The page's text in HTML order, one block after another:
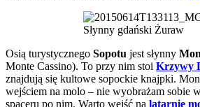
Słynny gdański Żuraw
Osią turystycznego Sopotu jest słynny
Monte Cassino). To przy nim stoi Krzywy
znajdują się kultowe sopockie knajpki.
wejściem na molo – nie wyobrażam sobie
spaceru po nim. Warto wejść na latarnię